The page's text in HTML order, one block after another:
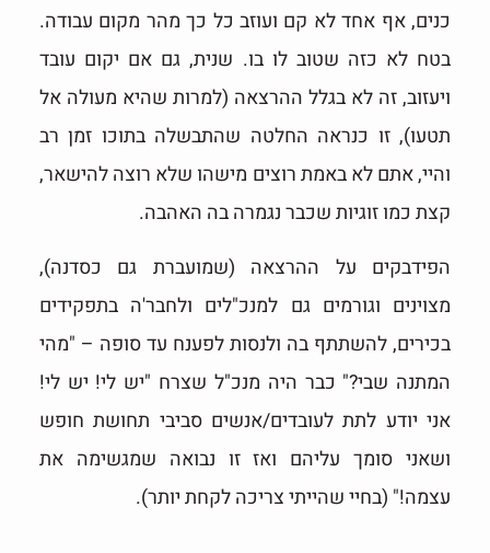
כנים, אף אחד לא קם ועוזב כל כך מהר מקום עבודה.
בטח לא כזה שטוב לו בו. שנית, גם אם יקום עובד
ויעזוב, זה לא בגלל ההרצאה (למרות שהיא מעולה אל
תטעו), זו כנראה החלטה שהתבשלה בתוכו זמן רב
והיי, אתם לא באמת רוצים מישהו שלא רוצה להישאר,
קצת כמו זוגיות שכבר נגמרה בה האהבה.
הפידבקים על ההרצאה (שמועברת גם כסדנה),
מצוינים וגורמים גם למנכ"לים ולחבר'ה בתפקידים
בכירים, להשתתף בה ולנסות לפענח עד סופה – "מהי
המתנה שבי?" כבר היה מנכ"ל שצרח "יש לי! יש לי!
אני יודע לתת לעובדים/אנשים סביבי תחושת חופש
ושאני סומך עליהם ואז זו נבואה שמגשימה את
עצמה!" (בחיי שהייתי צריכה לקחת יותר).